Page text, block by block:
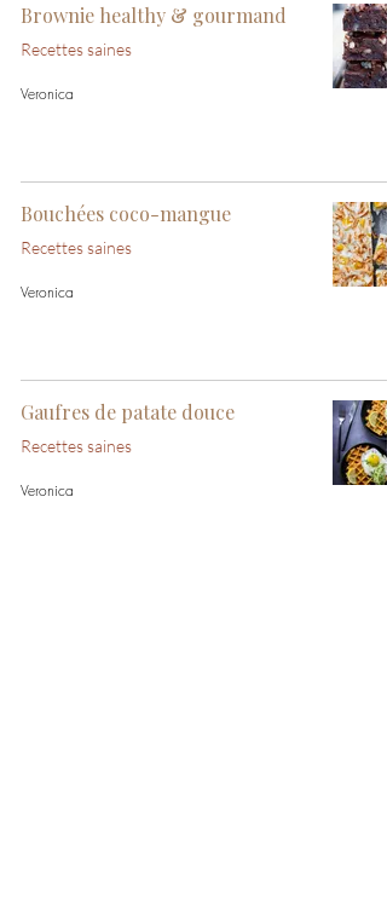
Brownie healthy & gourmand
Recettes saines
Veronica
Bouchées coco-mangue
Recettes saines
Veronica
Gaufres de patate douce
Recettes saines
Veronica